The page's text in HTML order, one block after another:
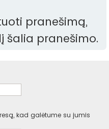
pranešimą,
šalia pranešimo.
kad galėtume su jumis